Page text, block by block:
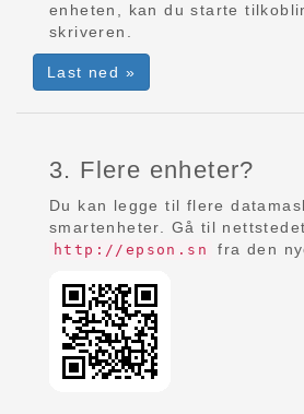
enheten, kan du starte
skriveren.
Last ned »
3. Flere enheter?
Du kan legge til flere
smartenheter. Gå til nettstedet
http://epson.sn fra den